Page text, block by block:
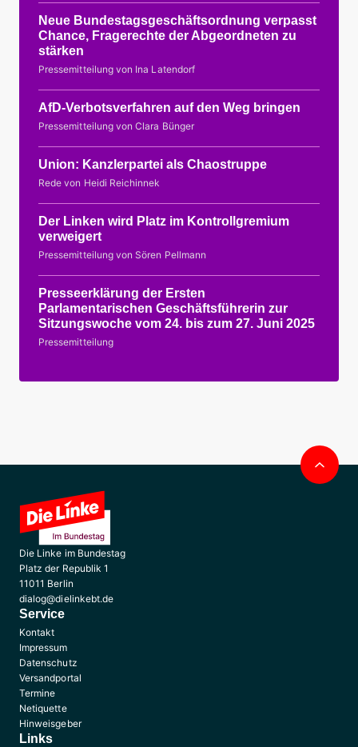
Neue Bundestagsgeschäftsordnung verpasst
Chance, Fragerechte der Abgeordneten zu
stärken
Pressemitteilung von Ina Latendorf
AfD-Verbotsverfahren auf den Weg bringen
Pressemitteilung von Clara Bünger
Union: Kanzlerpartei als Chaostruppe
Rede von Heidi Reichinnek
Der Linken wird Platz im Kontrollgremium
verweigert
Pressemitteilung von Sören Pellmann
Presseerklärung der Ersten
Parlamentarischen Geschäftsführerin zur
Sitzungswoche vom 24. bis zum 27. Juni 2025
Pressemitteilung
Die Linke im Bundestag
Platz der Republik 1
11011 Berlin
dialog@dielinkebt.de
Service
Kontakt
Impressum
Datenschutz
Versandportal
Termine
Netiquette
Hinweisgeber
Links